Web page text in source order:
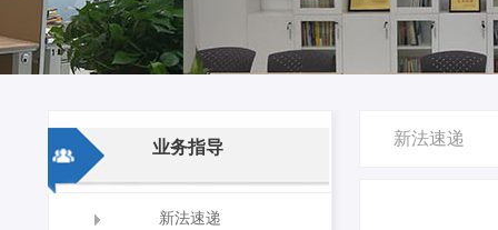
业务指导
新法速递
新法速递